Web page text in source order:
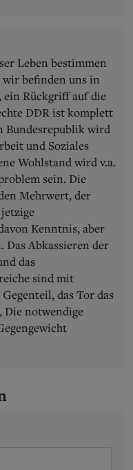
Leben bestimmen
wir befinden uns in
ein Rückgriff auf die
DDR ist komplett
Bundesrepublik wird
und Soziales
Wohlstand wird v.a.
sein. Die
Mehrwert, der
Kenntnis, aber
Abkassieren der
das
sind mit
das Tor das
Die notwendige